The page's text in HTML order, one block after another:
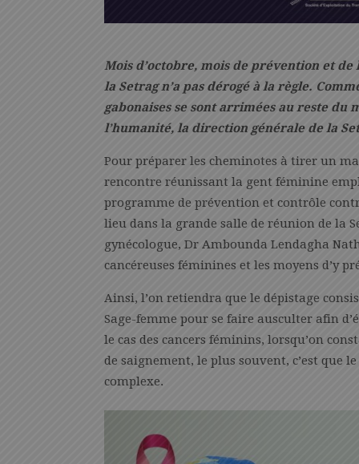
Mois d’octobre, mois de prévention et
la Setrag n’a pas dérogé à la règle.
gabonaises se sont arrimées au reste
l’humanité, la direction générale de la
Pour préparer les cheminotes à tirer un
rencontre réunissant la gent féminine
programme de prévention et contrôle
lieu dans la grande salle de réunion de la
gynécologue, Dr Ambounda Lendagha
cancéreuses féminines et les moyens d’y
Ainsi, l’on retiendra que le dépistage
Sage-femme pour se faire ausculter afin
le cas des cancers féminins, lorsqu’on
de saignement, le plus souvent, c’est que
complexe.